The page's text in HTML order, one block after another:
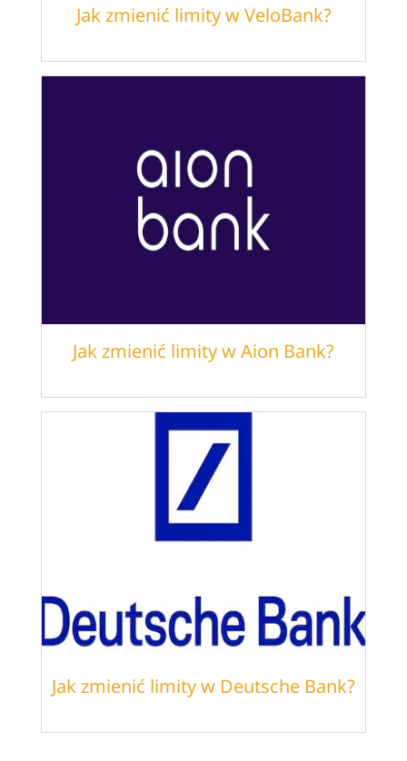
Jak zmienić limity w VeloBank?
Jak zmienić limity w Aion Bank?
Jak zmienić limity w Deutsche Bank?